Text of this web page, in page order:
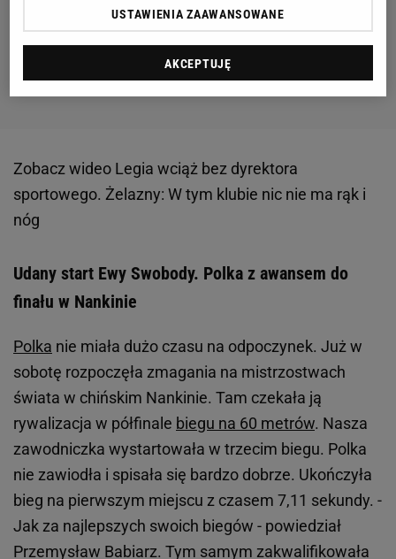
Zobacz wideo Legia wciąż bez dyrektora
sportowego. Żelazny: W tym klubie nic nie ma rąk i
nóg
Udany start Ewy Swobody. Polka z awansem do
finału w Nankinie
Polka nie miała dużo czasu na odpoczynek. Już w
sobotę rozpoczęła zmagania na mistrzostwach
świata w chińskim Nankinie. Tam czekała ją
rywalizacja w półfinale biegu na 60 metrów. Nasza
zawodniczka wystartowała w trzecim biegu. Polka
nie zawiodła i spisała się bardzo dobrze. Ukończyła
bieg na pierwszym miejscu z czasem 7,11 sekundy. -
Jak za najlepszych swoich biegów - powiedział
Przemysław Babiarz. Tym samym zakwalifikowała
USTAWIENIA ZAAWANSOWANE
AKCEPTUJĘ